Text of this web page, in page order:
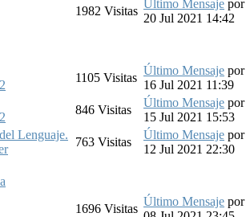
1982 Visitas
Último Mensaje por
20 Jul 2021 14:42
1105 Visitas
Último Mensaje por
16 Jul 2021 11:39
846 Visitas
Último Mensaje por
15 Jul 2021 15:53
Lenguaje.
763 Visitas
Último Mensaje por
12 Jul 2021 22:30
1696 Visitas
Último Mensaje por